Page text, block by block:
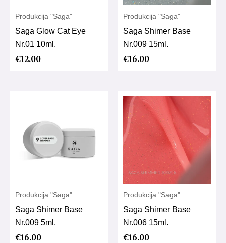
Produkcija "Saga"
Saga Glow Cat Eye
Nr.01 10ml.
€12.00
Produkcija "Saga"
Saga Shimer Base
Nr.009 15ml.
€16.00
Produkcija "Saga"
Saga Shimer Base
Nr.009 5ml.
€16.00
Produkcija "Saga"
Saga Shimer Base
Nr.006 15ml.
€16.00